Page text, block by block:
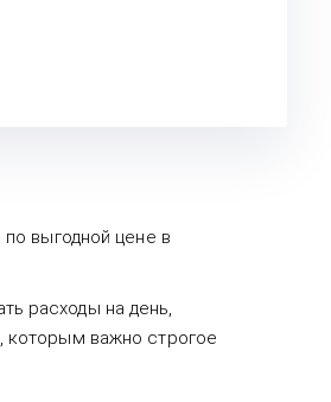
по выгодной цене в
расходы на день,
которым важно строгое